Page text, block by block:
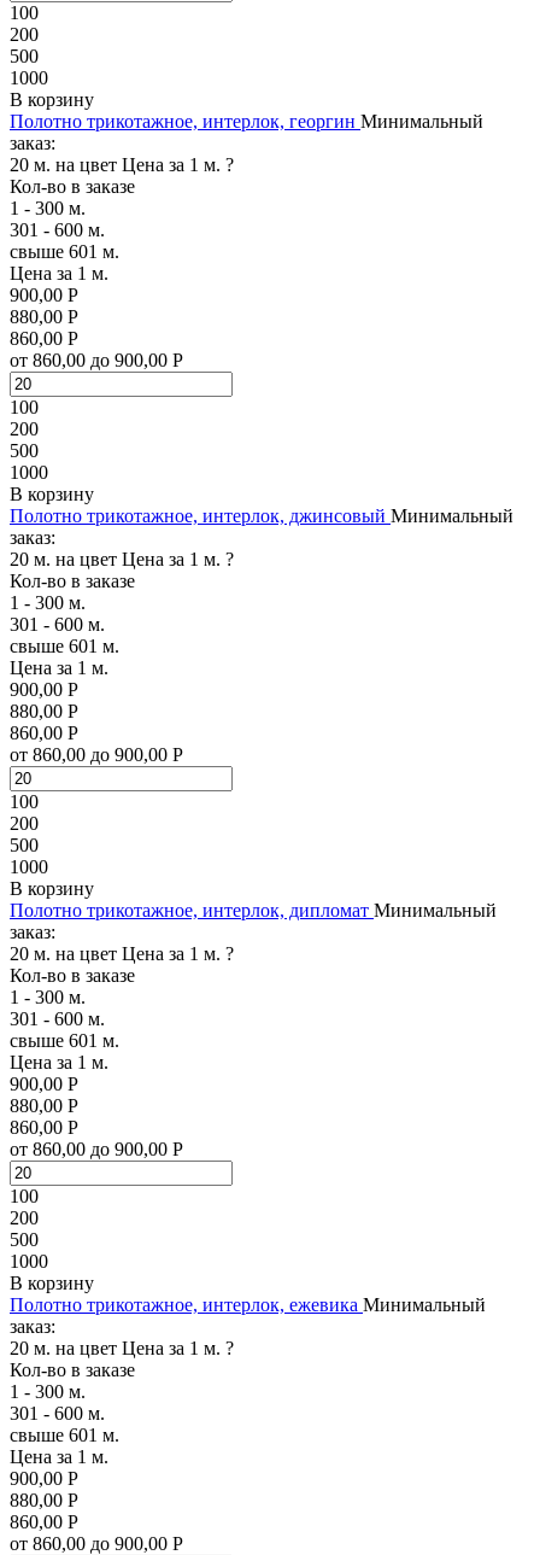
100
200
500
1000
В корзину
Полотно трикотажное, интерлок, георгин Минимальный
заказ:
20 м. на цвет Цена за 1 м. ?
Кол-во в заказе
1 - 300 м.
301 - 600 м.
свыше 601 м.
Цена за 1 м.
900,00 Р
880,00 Р
860,00 Р
от 860,00 до 900,00 Р
100
200
500
1000
В корзину
Полотно трикотажное, интерлок, джинсовый Минимальный
заказ:
20 м. на цвет Цена за 1 м. ?
Кол-во в заказе
1 - 300 м.
301 - 600 м.
свыше 601 м.
Цена за 1 м.
900,00 Р
880,00 Р
860,00 Р
от 860,00 до 900,00 Р
100
200
500
1000
В корзину
Полотно трикотажное, интерлок, дипломат Минимальный
заказ:
20 м. на цвет Цена за 1 м. ?
Кол-во в заказе
1 - 300 м.
301 - 600 м.
свыше 601 м.
Цена за 1 м.
900,00 Р
880,00 Р
860,00 Р
от 860,00 до 900,00 Р
100
200
500
1000
В корзину
Полотно трикотажное, интерлок, ежевика Минимальный
заказ:
20 м. на цвет Цена за 1 м. ?
Кол-во в заказе
1 - 300 м.
301 - 600 м.
свыше 601 м.
Цена за 1 м.
900,00 Р
880,00 Р
860,00 Р
от 860,00 до 900,00 Р